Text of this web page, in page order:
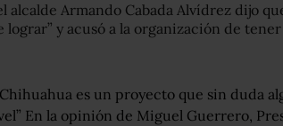
alcalde Armando Cabada Alvídrez dijo
y acusó a la organización de
es un proyecto que sin duda
En la opinión de Miguel Guerrero,